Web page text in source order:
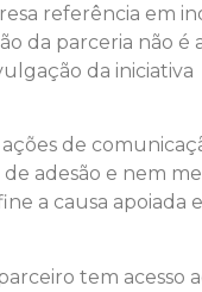
referência em
da parceria não é
da iniciativa
de
adesão e nem
a causa apoiada
tem acesso